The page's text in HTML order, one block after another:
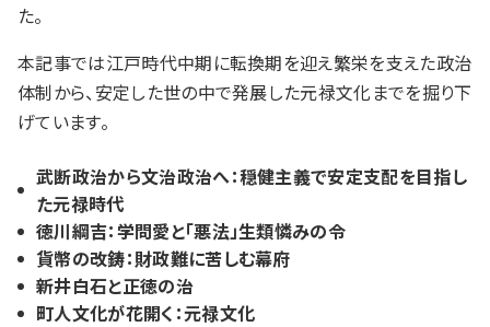
た。
本記事では江戸時代中期に転換期を迎え繁栄を支えた政治
体制から、安定した世の中で発展した元禄文化までを掘り下
げています。
武断政治から文治政治へ：穏健主義で安定支配を目指し
た元禄時代
徳川綱吉：学問愛と「悪法」生類憐みの令
貨幣の改鋳：財政難に苦しむ幕府
新井白石と正徳の治
町人文化が花開く：元禄文化